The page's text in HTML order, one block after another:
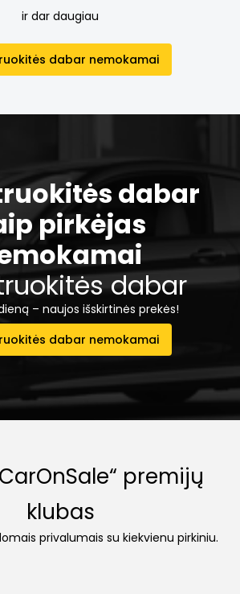
ir dar daugiau
dabar nemokamai
dabar
pirkėjas
dabar
– naujos išskirtinės prekės!
dabar nemokamai
premijų
klubas
privalumais su kiekvienu pirkiniu.